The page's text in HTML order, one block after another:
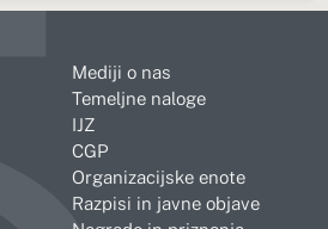
Mediji o nas
Temeljne naloge
IJZ
CGP
Organizacijske enote
Razpisi in javne objave